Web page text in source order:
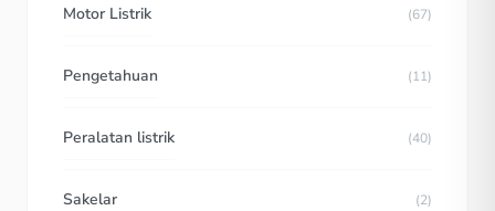
Motor Listrik (67)
Pengetahuan (11)
Peralatan listrik (40)
Sakelar (2)